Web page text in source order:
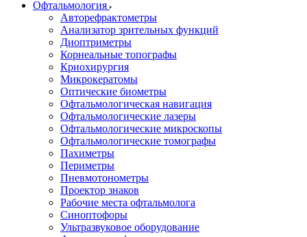
Офтальмология
Авторефрактометры
Анализатор зрительных функций
Диоптриметры
Корнеальные топографы
Криохирургия
Микрокератомы
Оптические биометры
Офтальмологическая навигация
Офтальмологические лазеры
Офтальмологические микроскопы
Офтальмологические томографы
Пахиметры
Периметры
Пневмотонометры
Проектор знаков
Рабочие места офтальмолога
Синоптофоры
Ультразвуковое оборудование